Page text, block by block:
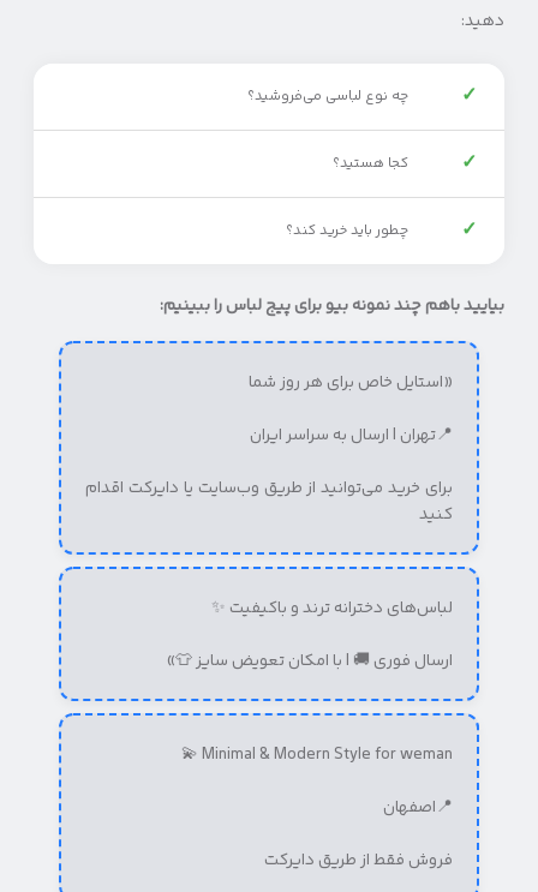
دهید:
✓ چه نوع لباسی می‌فروشید؟
✓ کجا هستید؟
✓ چطور باید خرید کند؟
بیایید باهم چند نمونه بیو برای پیج لباس را ببینیم:
«استایل خاص برای هر روز شما
📍تهران | ارسال به سراسر ایران
برای خرید می‌توانید از طریق وب‌سایت یا دایرکت اقدام
کنید
لباس‌های دخترانه‌ ترند و باکیفیت ✨
ارسال فوری 🚚 | با امکان تعویض سایز 👕»
Minimal & Modern Style for weman 💫
📍اصفهان
فروش فقط از طریق دایرکت